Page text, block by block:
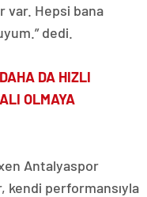
var. Hepsi bana
dedi.
DA HIZLI
OLMAYA
Antalyaspor
kendi performansıyla